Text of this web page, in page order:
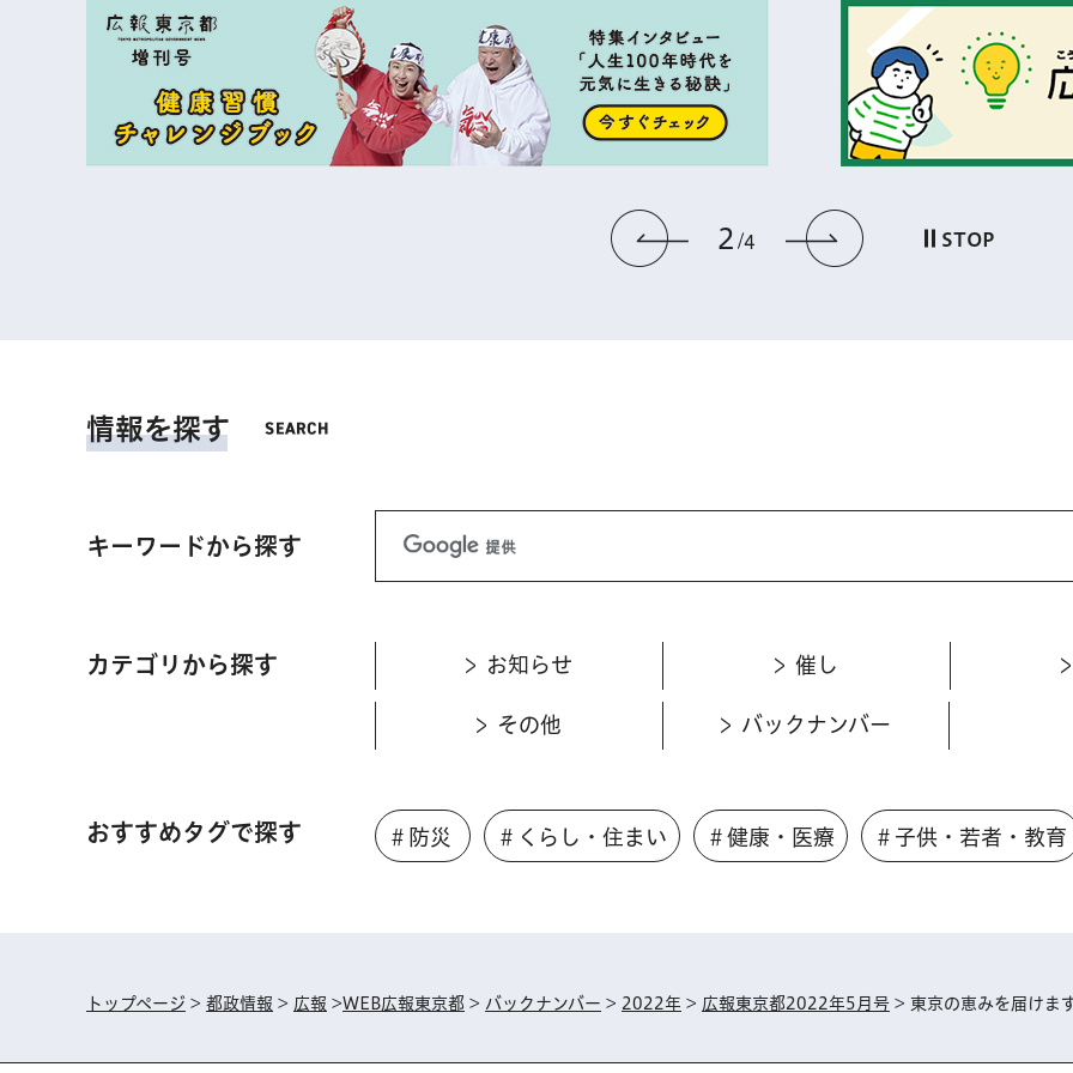
前のスライドを表示
2 4 次のスライド
STOP
情報を探す
キーワードから探す
カテゴリから探す お知らせ 催し
その他 バックナンバー
おすすめタグで探す ＃防災 ＃くらし・住まい ＃健康・医療 ＃子供・若者・教育
トップページ > 都政情報 > 広報 >WEB広報東京都 > バックナンバー > 2022年 > 広報東京都2022年5月号 > 東京の恵みを届けま